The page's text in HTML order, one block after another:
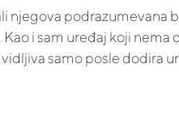
njegova podrazumevana
i sam uređaj koji
samo posle dodira